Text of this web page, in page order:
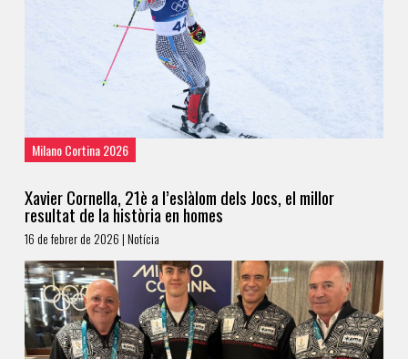
Milano Cortina 2026
Xavier Cornella, 21è a l’eslàlom dels Jocs, el millor
resultat de la història en homes
16 de febrer de 2026 | Notícia